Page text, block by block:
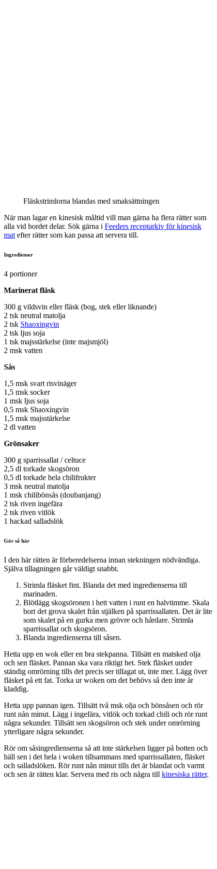
Fläskstrimlorna blandas med smaksättningen
När man lagar en kinesisk måltid vill man gärna ha flera rätter som
alla vid bordet delar. Sök gärna i Feeders receptarkiv för kinesisk
mat efter rätter som kan passa att servera till.
Ingredienser
4 portioner
Marinerat fläsk
300 g vildsvin eller fläsk (bog, stek eller liknande)
2 tsk neutral matolja
2 tsk Shaoxingvin
2 tsk ljus soja
1 tsk majsstärkelse (inte majsmjöl)
2 msk vatten
Sås
1,5 msk svart risvinäger
1,5 msk socker
1 msk ljus soja
0,5 msk Shaoxingvin
1,5 msk majsstärkelse
2 dl vatten
Grönsaker
300 g sparrissallat / celtuce
2,5 dl torkade skogsöron
0,5 dl torkade hela chilifrukter
3 msk neutral matolja
1 msk chilibönsås (doubanjang)
2 tsk riven ingefära
2 tsk riven vitlök
1 hackad salladslök
Gör så här
I den här rätten är förberedelserna innan stekningen nödvändiga.
Själva tillagningen går väldigt snabbt.
Strimla fläsket fint. Blanda det med ingredienserna till
marinaden.
Blötlägg skogsöronen i hett vatten i runt en halvtimme. Skala
bort det grova skalet från stjälken på sparrissallaten. Det är lite
som skalet på en gurka men grövre och hårdare. Strimla
sparrissallat och skogsöron.
Blanda ingredienserna till såsen.
Hetta upp en wok eller en bra stekpanna. Tillsätt en matsked olja
och sen fläsket. Pannan ska vara riktigt het. Stek fläsket under
ständig omrörning tills det precis ser tillagat ut, inte mer. Lägg över
fläsket på ett fat. Torka ur woken om det behövs så den inte är
kladdig.
Hetta upp pannan igen. Tillsätt två msk olja och bönsåsen och rör
runt nån minut. Lägg i ingefära, vitlök och torkad chili och rör runt
några sekunder. Tillsätt sen skogsöron och stek under omrörning
ytterligare några sekunder.
Rör om såsingredienserna så att inte stärkelsen ligger på botten och
häll sen i det hela i woken tillsammans med sparrissallaten, fläsket
och salladslöken. Rör runt nån minut tills det är blandat och varmt
och sen är rätten klar. Servera med ris och några till kinesiska rätter.